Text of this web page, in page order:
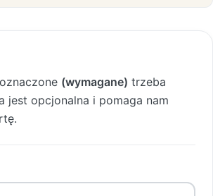
(wymagane) trzeba
jest opcjonalna i pomaga nam